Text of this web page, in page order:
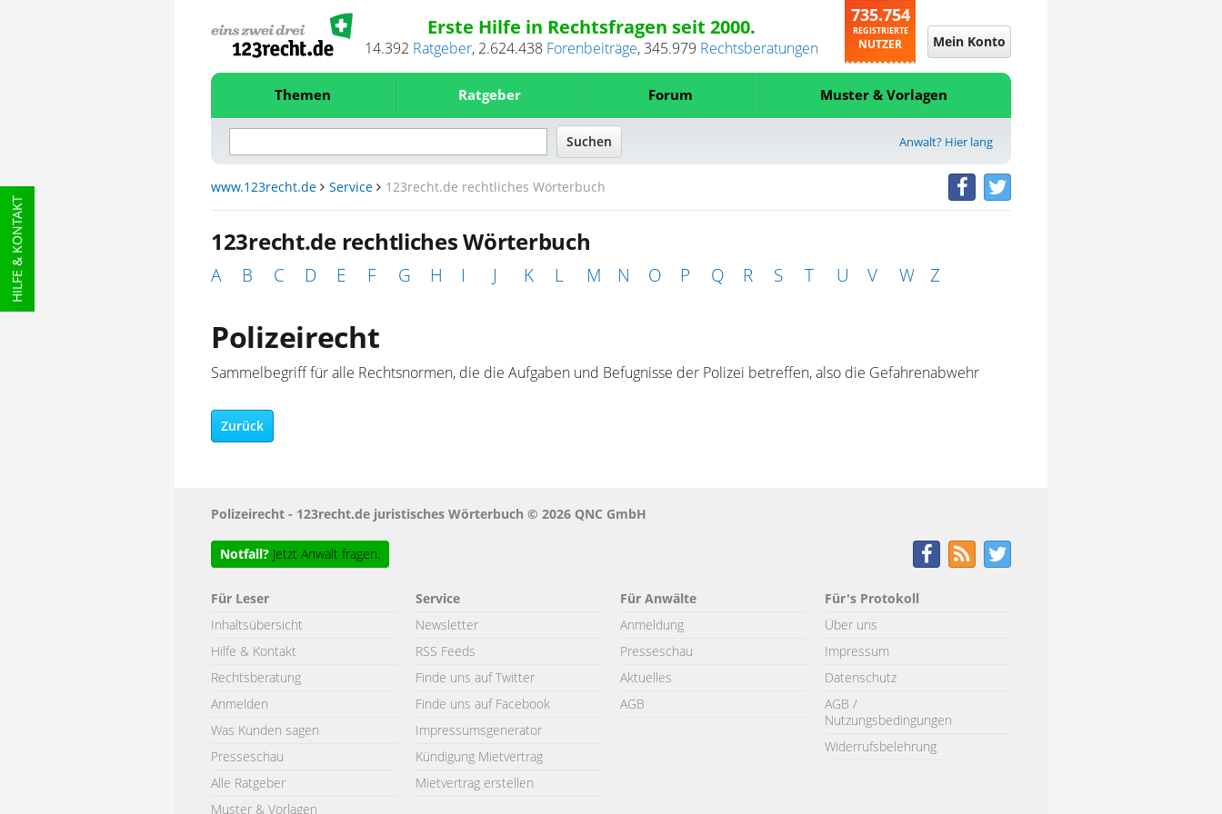
HILFE & KONTAKT
Erste Hilfe in Rechtsfragen seit 2000.
14.392 Ratgeber, 2.624.438 Forenbeiträge,345.979 Rechtsberatungen
735.754
REGISTRIERTE
NUTZER Mein Konto
Themen Ratgeber Forum Muster & Vorlagen
Anwalt? Hier lang
www.123recht.de Service 123recht.de rechtliches Wörterbuch
123recht.de rechtliches Wörterbuch
A B C D E F G H I J K L M N O P Q R S T U V W Z
Polizeirecht
Sammelbegriff für alle Rechtsnormen, die die Aufgaben und Befugnisse der Polizei betreffen, also die Gefahrenabwehr
Zurück
Polizeirecht - 123recht.de juristisches Wörterbuch © 2026 QNC GmbH
Notfall? Jetzt Anwalt fragen.
Für Leser
Inhaltsübersicht
Hilfe & Kontakt
Rechtsberatung
Anmelden
Was Kunden sagen
Presseschau
Alle Ratgeber
Muster & Vorlagen
Service
Newsletter
RSS Feeds
Finde uns auf Twitter
Finde uns auf Facebook
Impressumsgenerator
Kündigung Mietvertrag
Mietvertrag erstellen
Für Anwälte
Anmeldung
Presseschau
Aktuelles
AGB
Für's Protokoll
Über uns
Impressum
Datenschutz
AGB /
Nutzungsbedingungen
Widerrufsbelehrung